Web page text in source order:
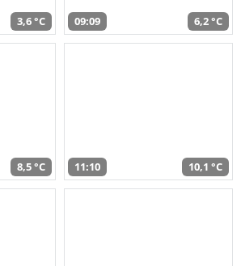
3,6 °C 09:09 6,2 °C
8,5 °C 11:10 10,1 °C